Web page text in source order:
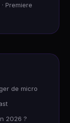
Premiere
de micro
2026 ?